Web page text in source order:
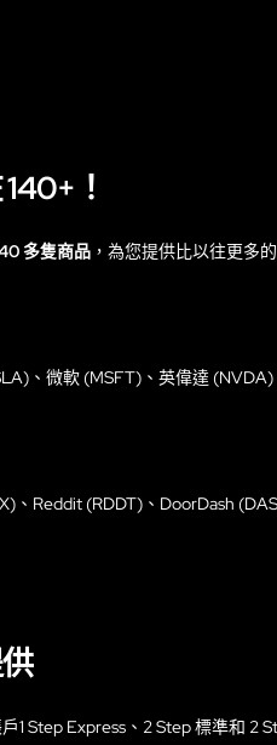
！
多隻商品 ，為您提供比以往更多
、微軟 (MSFT)、英偉達 (NVDA)
、Reddit (RDDT)、DoorDash
1 Step Express、2 Step 標準和 2